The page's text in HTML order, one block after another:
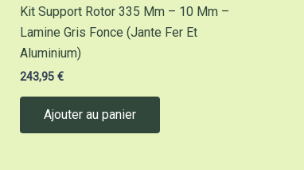
Kit Support Rotor 335 Mm – 10 Mm –
Lamine Gris Fonce (Jante Fer Et
Aluminium)
243,95 €
Ajouter au panier